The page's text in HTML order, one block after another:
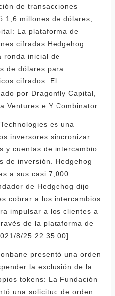
de transacciones
1,6 millones de dólares,
La plataforma de
cifradas Hedgehog
ronda inicial de
de dólares para
cifrados. El
por Dragonfly Capital,
Ventures e Y Combinator.
es una
inversores sincronizar
y cuentas de intercambio
de inversión. Hedgehog
a sus casi 7,000
de Hedgehog dijo
cobrar a los intercambios
impulsar a los clientes a
de la plataforma de
8/25 22:35:00]
presentó una orden
la exclusión de la
tokens: La Fundación
una solicitud de orden